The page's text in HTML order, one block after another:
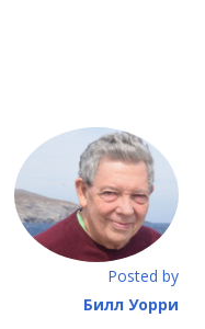
Posted by
Билл Уорри